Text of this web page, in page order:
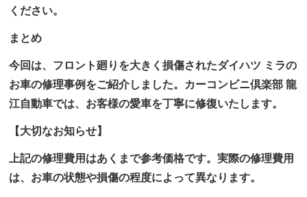
ください。
まとめ
今回は、フロント廻りを大きく損傷されたダイハツ ミラの
お車の修理事例をご紹介しました。カーコンビニ倶楽部 龍
江自動車では、お客様の愛車を丁寧に修復いたします。
【大切なお知らせ】
上記の修理費用はあくまで参考価格です。実際の修理費用
は、お車の状態や損傷の程度によって異なります。